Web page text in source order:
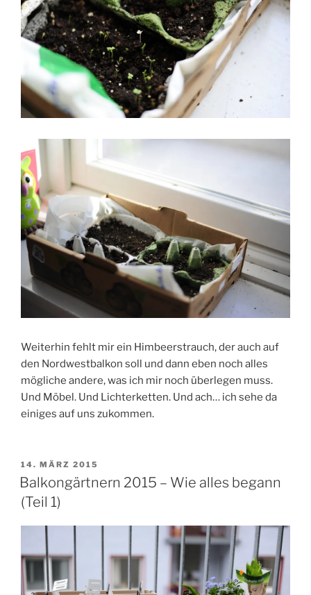
Weiterhin fehlt mir ein Himbeerstrauch, der auch auf
den Nordwestbalkon soll und dann eben noch alles
mögliche andere, was ich mir noch überlegen muss.
Und Möbel. Und Lichterketten. Und ach… ich sehe da
einiges auf uns zukommen.
VERÖFFENTLICHT
AM
14. MÄRZ 2015
Balkongärtnern 2015 – Wie alles begann
(Teil 1)